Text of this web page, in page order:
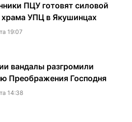
ПЦУ готовят силовой
храма УПЦ в Якушинцах
19:07
вандалы разгромили
Преображения Господня
14:38